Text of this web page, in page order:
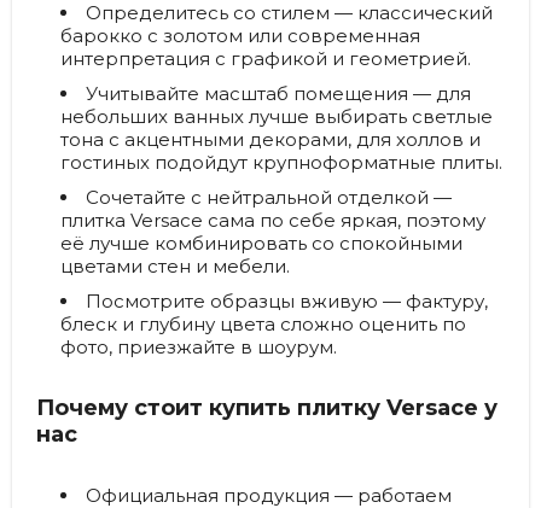
Определитесь со стилем — классический
барокко с золотом или современная
интерпретация с графикой и геометрией.
Учитывайте масштаб помещения — для
небольших ванных лучше выбирать светлые
тона с акцентными декорами, для холлов и
гостиных подойдут крупноформатные плиты.
Сочетайте с нейтральной отделкой —
плитка Versace сама по себе яркая, поэтому
её лучше комбинировать со спокойными
цветами стен и мебели.
Посмотрите образцы вживую — фактуру,
блеск и глубину цвета сложно оценить по
фото, приезжайте в шоурум.
Почему стоит купить плитку Versace у
нас
Официальная продукция — работаем